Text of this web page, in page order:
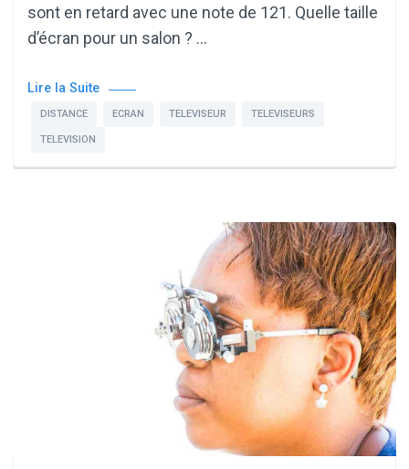
sont en retard avec une note de 121. Quelle taille
d’écran pour un salon ? …
Lire la Suite
DISTANCE ECRAN TELEVISEUR TELEVISEURS
TELEVISION